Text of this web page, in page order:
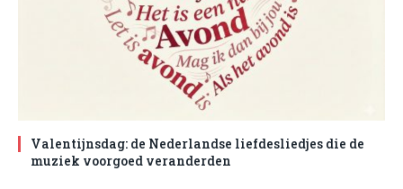
Valentijnsdag: de Nederlandse liefdesliedjes die de
muziek voorgoed veranderden